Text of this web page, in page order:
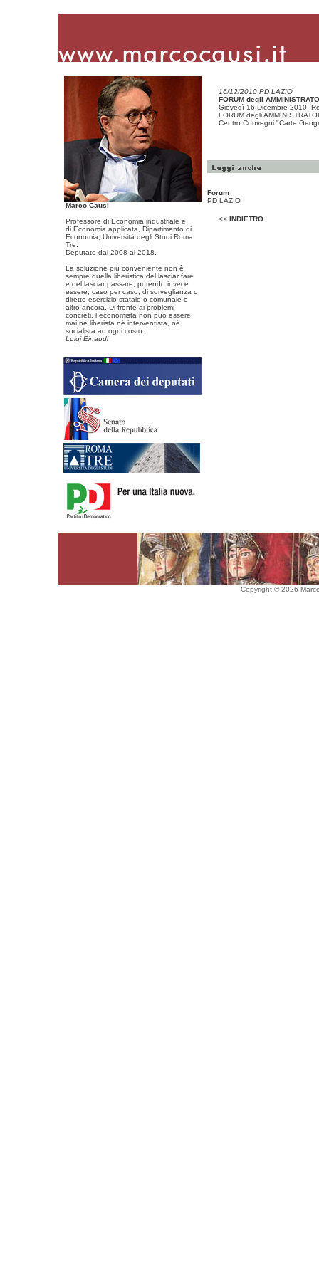
Marco Causi
Professore di Economia industriale e
di Economia applicata, Dipartimento di
Economia, Università degli Studi Roma
Tre.
Deputato dal 2008 al 2018.
La soluzione più conveniente non è
sempre quella liberistica del lasciar fare
e del lasciar passare, potendo invece
essere, caso per caso, di sorveglianza o
diretto esercizio statale o comunale o
altro ancora. Di fronte ai problemi
concreti, l´economista non può essere
mai né liberista né interventista, né
socialista ad ogni costo.
Luigi Einaudi
16/12/2010 PD LAZIO
FORUM degli
Giovedì 16 Dicembre 2010
FORUM degli
Centro Convegni "Carte
Forum
PD LAZIO
<< INDIETRO
Copyright © 2026